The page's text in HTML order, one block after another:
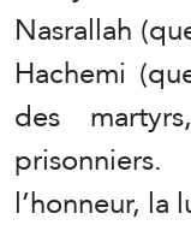
Nasrallah
Hachemi
des
l’honneur, la